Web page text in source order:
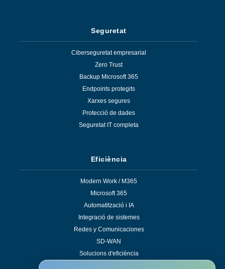
Seguretat
Ciberseguretat empresarial
Zero Trust
Backup Microsoft 365
Endpoints protegits
Xarxes segures
Protecció de dades
Seguretat IT completa
Eficiència
Modern Work / M365
Microsoft 365
Automatització i IA
Integració de sistemes
Redes y Comunicaciones
SD-WAN
Solucions d'eficiència